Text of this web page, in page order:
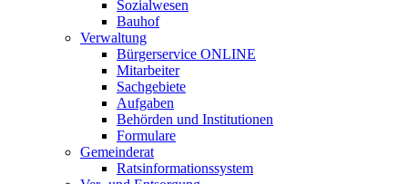
Sozialwesen
Bauhof
Verwaltung
Bürgerservice ONLINE
Mitarbeiter
Sachgebiete
Aufgaben
Behörden und Institutionen
Formulare
Gemeinderat
Ratsinformationssystem